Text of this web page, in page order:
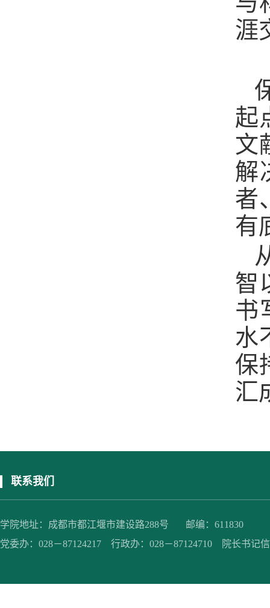
涯
起
文
解
者
有
智
书
水
保
汇
联系我们
学院地址：成都市都江堰市建设路288号 邮编：611830
党委办：028－87124217 行政办：028－87124710 院长书记信